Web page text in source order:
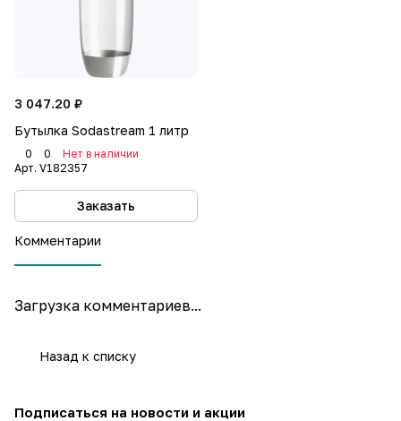
3 047.20 ₽
Бутылка Sodastream 1 литр
0 0
Нет в наличии
Арт. V182357
Заказать
Комментарии
Загрузка комментариев...
Назад к списку
Подписаться на новости и акции